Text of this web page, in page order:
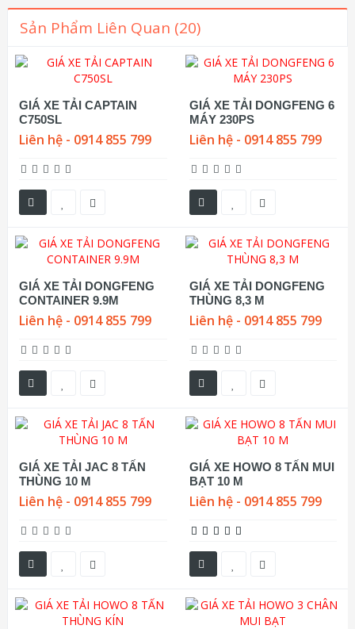
Sản Phẩm Liên Quan (20)
GIÁ XE TẢI CAPTAIN
C750SL
Liên hệ - 0914 855 799
GIÁ XE TẢI DONGFENG 6
MÁY 230PS
Liên hệ - 0914 855 799
GIÁ XE TẢI DONGFENG
CONTAINER 9.9M
Liên hệ - 0914 855 799
GIÁ XE TẢI DONGFENG
THÙNG 8,3 M
Liên hệ - 0914 855 799
GIÁ XE TẢI JAC 8 TẤN
THÙNG 10 M
Liên hệ - 0914 855 799
GIÁ XE HOWO 8 TẤN MUI
BẠT 10 M
Liên hệ - 0914 855 799